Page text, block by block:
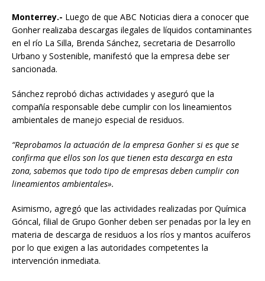
Monterrey.- Luego de que ABC Noticias diera a conocer que
Gonher realizaba descargas ilegales de líquidos contaminantes
en el río La Silla, Brenda Sánchez, secretaria de Desarrollo
Urbano y Sostenible, manifestó que la empresa debe ser
sancionada.
Sánchez reprobó dichas actividades y aseguró que la
compañía responsable debe cumplir con los lineamientos
ambientales de manejo especial de residuos.
“Reprobamos la actuación de la empresa Gonher si es que se
confirma que ellos son los que tienen esta descarga en esta
zona, sabemos que todo tipo de empresas deben cumplir con
lineamientos ambientales».
Asimismo, agregó que las actividades realizadas por Química
Góncal, filial de Grupo Gonher deben ser penadas por la ley en
materia de descarga de residuos a los ríos y mantos acuíferos
por lo que exigen a las autoridades competentes la
intervención inmediata.